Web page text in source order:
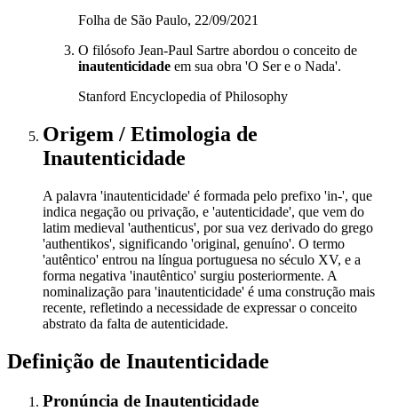
Folha de São Paulo, 22/09/2021
O filósofo Jean-Paul Sartre abordou o conceito de
inautenticidade em sua obra 'O Ser e o Nada'.
Stanford Encyclopedia of Philosophy
Origem / Etimologia de
Inautenticidade
A palavra 'inautenticidade' é formada pelo prefixo 'in-', que
indica negação ou privação, e 'autenticidade', que vem do
latim medieval 'authenticus', por sua vez derivado do grego
'authentikos', significando 'original, genuíno'. O termo
'autêntico' entrou na língua portuguesa no século XV, e a
forma negativa 'inautêntico' surgiu posteriormente. A
nominalização para 'inautenticidade' é uma construção mais
recente, refletindo a necessidade de expressar o conceito
abstrato da falta de autenticidade.
Definição de Inautenticidade
Pronúncia de Inautenticidade